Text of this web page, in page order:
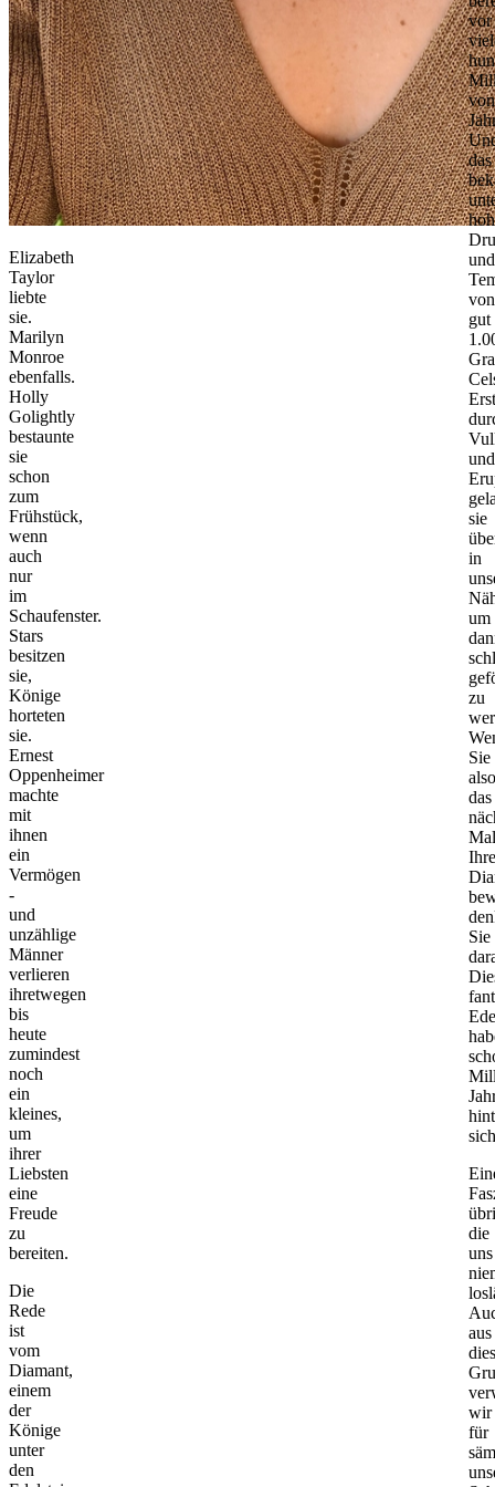
Elizabeth
Taylor
liebte
sie.
Marilyn
Monroe
ebenfalls.
Holly
Golightly
bestaunte
sie
schon
zum
Frühstück,
wenn
auch
nur
im
Schaufenster.
Stars
besitzen
sie,
Könige
horteten
sie.
Ernest
Oppenheimer
machte
mit
ihnen
ein
Vermögen
-
und
unzählige
Männer
verlieren
ihretwegen
bis
heute
zumindest
noch
ein
kleines,
um
ihrer
Liebsten
eine
Freude
zu
bereiten.
Die
Rede
ist
vom
Diamant,
einem
der
Könige
unter
den
vor
von
das
und
von
gut
Erst
und
sie
in
um
zu
Sie
also
das
Mal
Ihre
Sie
die
uns
aus
wir
für